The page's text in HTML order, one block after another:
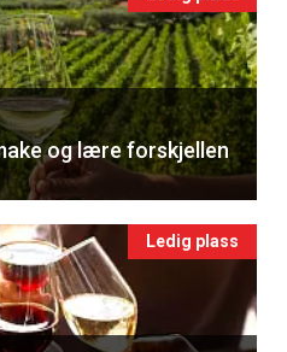
og lære forskjellen
Ledig plass